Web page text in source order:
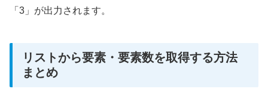
「3」が出力されます。
リストから要素・要素数を取得する方法
まとめ